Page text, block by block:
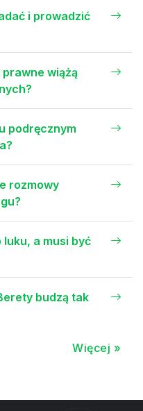
i prowadzić
wiążą
podręcznym
rozmowy
a musi być
budzą tak
Więcej »